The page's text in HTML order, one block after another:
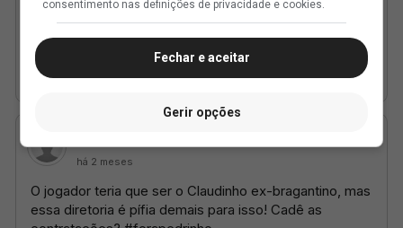
consentimento nas definições de privacidade e cookies.
Fechar e aceitar
Gerir opções